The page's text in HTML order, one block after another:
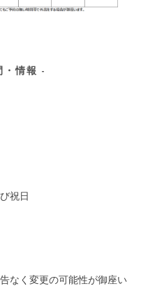
・情報
祝日
なく変更の可能性が御座い